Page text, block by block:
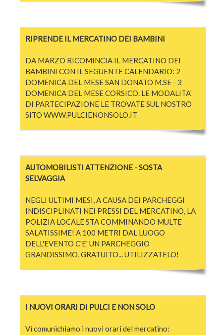
RIPRENDE IL MERCATINO DEI BAMBINI
DA MARZO RICOMINCIA IL MERCATINO DEI
BAMBINI CON IL SEGUENTE CALENDARIO: 2
DOMENICA DEL MESE SAN DONATO M.SE - 3
DOMENICA DEL MESE CORSICO. LE MODALITA'
DI PARTECIPAZIONE LE TROVATE SUL NOSTRO
SITO WWW.PULCIENONSOLO.IT
AUTOMOBILISTI ATTENZIONE - SOSTA
SELVAGGIA
NEGLI ULTIMI MESI, A CAUSA DEI PARCHEGGI
INDISCIPLINATI NEI PRESSI DEL MERCATINO, LA
POLIZIA LOCALE STA COMMINANDO MULTE
SALATISSIME! A 100 METRI DAL LUOGO
DELL'EVENTO C'E' UN PARCHEGGIO
GRANDISSIMO, GRATUITO... UTILIZZATELO!
I NUOVI ORARI DI PULCI E NON SOLO
Vi comunichiamo i nuovi orari del mercatino: